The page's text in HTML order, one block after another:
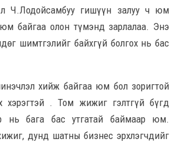
Ч.Лодойсамбуу гишүүн залуу ч юм
юм байгаа олон түмэнд зарлалаа. Энэ
шимтгэлийг байхгүй болгох нь бас
хийж байгаа юм бол зоригтой
хэрэгтэй . Том жижиг гэлтгүй бүгд
нь бага бас утгатай баймаар юм.
дунд шатны бизнес эрхлэгчдийг